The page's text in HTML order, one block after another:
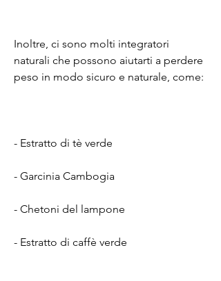
Inoltre, ci sono molti integratori
naturali che possono aiutarti a perdere
peso in modo sicuro e naturale, come:
- Estratto di tè verde
- Garcinia Cambogia
- Chetoni del lampone
- Estratto di caffè verde